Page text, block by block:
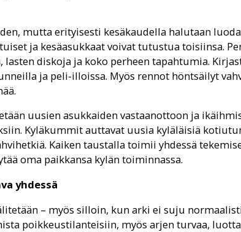
mutta erityisesti kesäkaudella halutaan
ja kesäasukkaat voivat tutustua toisiinsa.
diskoja ja koko perheen tapahtumia.
ja peli-illoissa. Myös rennot höntsäilyt
uusien asukkaiden vastaanottoon ja
Kyläkummit auttavat uusia kyläläisiä
Kaiken taustalla toimii yhdessä
oma paikkansa kylän toiminnassa.
yhdessä
– myös silloin, kun arki ei suju
poikkeustilanteisiin, myös arjen turvaa,